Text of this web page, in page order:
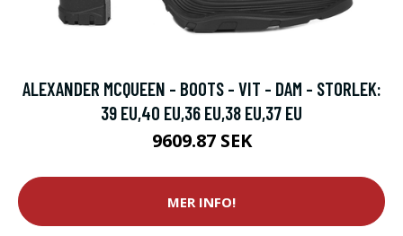
ALEXANDER MCQUEEN - BOOTS - VIT - DAM - STORLEK:
39 EU,40 EU,36 EU,38 EU,37 EU
9609.87 SEK
MER INFO!